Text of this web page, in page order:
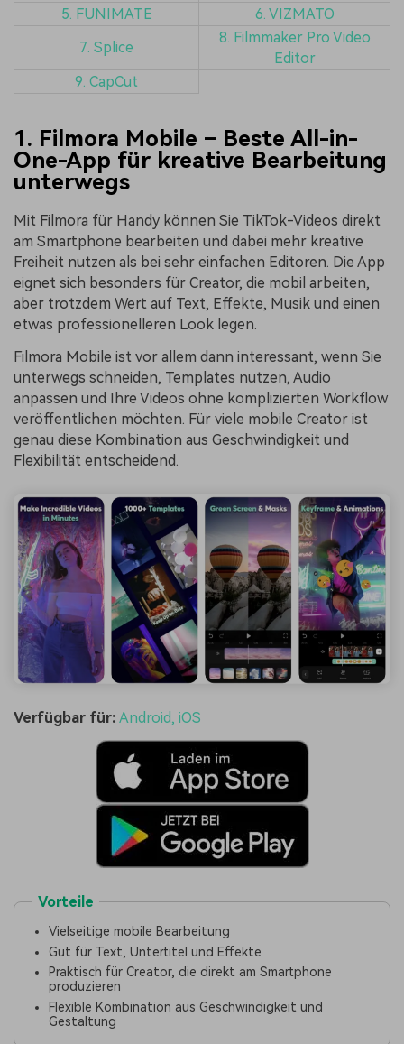
5. FUNIMATE
6. VIZMATO
7. Splice
8. Filmmaker Pro Video
Editor
9. CapCut
1. Filmora Mobile – Beste All-in-
One-App für kreative Bearbeitung
unterwegs
Mit Filmora für Handy können Sie TikTok-Videos direkt
am Smartphone bearbeiten und dabei mehr kreative
Freiheit nutzen als bei sehr einfachen Editoren. Die App
eignet sich besonders für Creator, die mobil arbeiten,
aber trotzdem Wert auf Text, Effekte, Musik und einen
etwas professionelleren Look legen.
Filmora Mobile ist vor allem dann interessant, wenn Sie
unterwegs schneiden, Templates nutzen, Audio
anpassen und Ihre Videos ohne komplizierten Workflow
veröffentlichen möchten. Für viele mobile Creator ist
genau diese Kombination aus Geschwindigkeit und
Flexibilität entscheidend.
Verfügbar für: Android, iOS
Vorteile
Vielseitige mobile Bearbeitung
Gut für Text, Untertitel und Effekte
Praktisch für Creator, die direkt am Smartphone
produzieren
Flexible Kombination aus Geschwindigkeit und
Gestaltung